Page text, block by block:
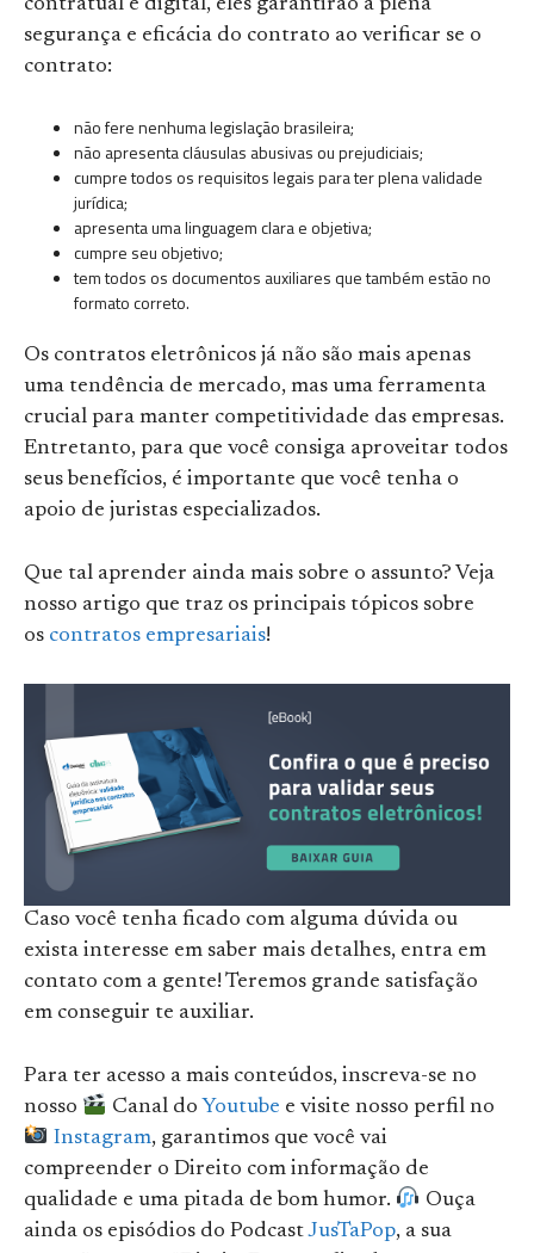
contratual e digital, eles garantirão a plena
segurança e eficácia do contrato ao verificar se o
contrato:
não fere nenhuma legislação brasileira;
não apresenta cláusulas abusivas ou prejudiciais;
cumpre todos os requisitos legais para ter plena validade
jurídica;
apresenta uma linguagem clara e objetiva;
cumpre seu objetivo;
tem todos os documentos auxiliares que também estão no
formato correto.
Os contratos eletrônicos já não são mais apenas
uma tendência de mercado, mas uma ferramenta
crucial para manter competitividade das empresas.
Entretanto, para que você consiga aproveitar todos
seus benefícios, é importante que você tenha o
apoio de juristas especializados.
Que tal aprender ainda mais sobre o assunto? Veja
nosso artigo que traz os principais tópicos sobre
os contratos empresariais!
Caso você tenha ficado com alguma dúvida ou
exista interesse em saber mais detalhes, entra em
contato com a gente! Teremos grande satisfação
em conseguir te auxiliar.
Para ter acesso a mais conteúdos, inscreva-se no
nosso
Canal do Youtube e visite nosso perfil no
Instagram, garantimos que você vai
compreender o Direito com informação de
qualidade e uma pitada de bom humor.
Ouça
ainda os episódios do PodcastJusTaPop, a sua